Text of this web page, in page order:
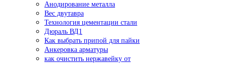
Анодирование металла
Вес двутавра
Технология цементации стали
Дюраль ВД1
Как выбрать припой для пайки
Анкеровка арматуры
как очистить нержавейку от